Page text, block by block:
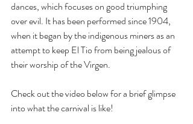
dances, which focuses on good triumphing
over evil. It has been performed since 1904,
when it began by the indigenous miners as an
attempt to keep El Tio from being jealous of
their worship of the Virgen.
Check out the video below for a brief glimpse
into what the carnival is like!